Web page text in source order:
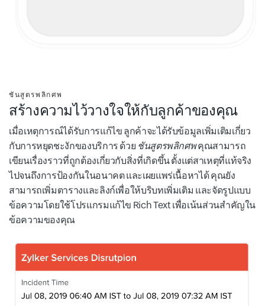
ชันสูตรพลิกศพ
สร้างความไว้วางใจให้กับลูกค้าของคุณ
เมื่อเหตุการณ์ได้รับการแก้ไข ลูกค้าจะได้รับข้อมูลเพิ่มเติมเกี่ยว
กับการหยุดชะงักของบริการ ด้วย ชันสูตรพลิกศพคุณสามารถ
เขียนเรื่องราวที่ถูกต้องเกี่ยวกับสิ่งที่เกิดขึ้น ตั้งแต่สาเหตุที่แท้จริง
ไปจนถึงการป้องกันในอนาคต และเผยแพร่เนื้อหาได้ คุณยัง
สามารถเพิ่มตารางและลิงก์เพื่อให้บริบทเพิ่มเติม และจัดรูปแบบ
ข้อความโดยใช้โปรแกรมแก้ไข Rich Text เพื่อเน้นส่วนสำคัญใน
ข้อความของคุณ